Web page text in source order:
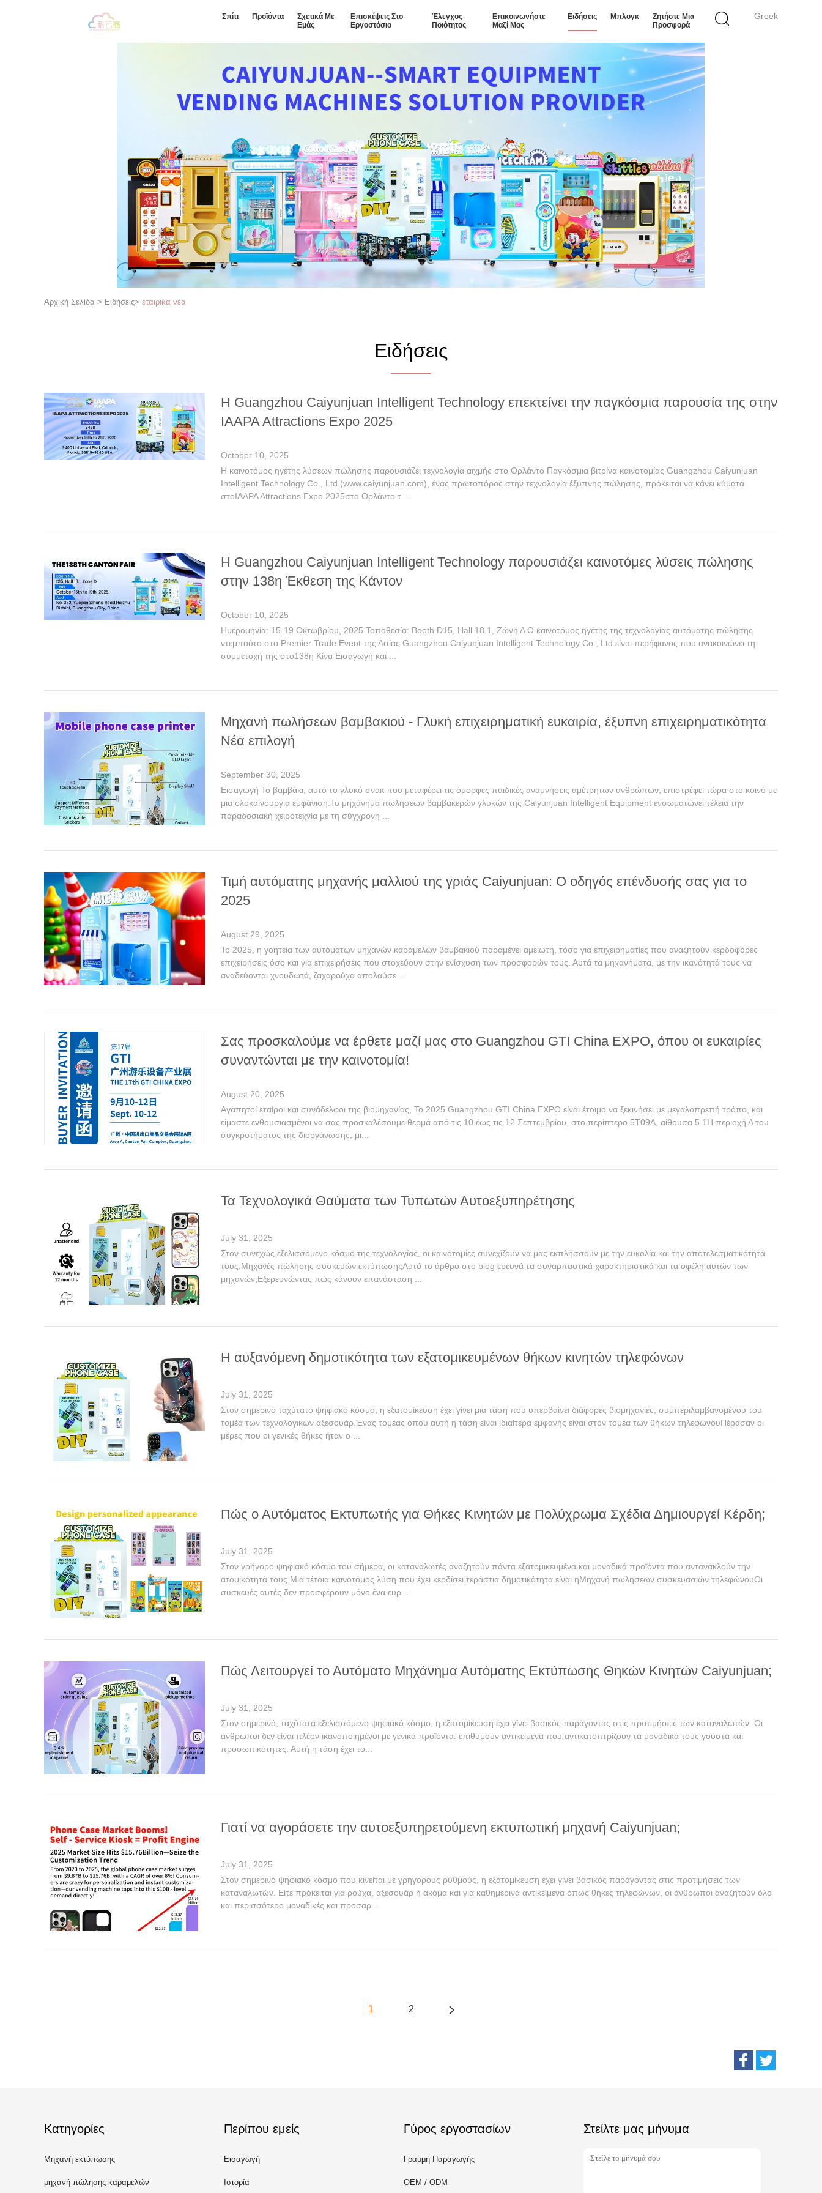
Greek
Σπίτι Προϊόντα
Σχετικά Με
Εμάς
Επισκέψεις Στο
Εργοστάσιο
Έλεγχος
Ποιότητας
Επικοινωνήστε
Μαζί Μας
Ειδήσεις Μπλογκ
Ζητήστε Μια
Προσφορά
Αρχική Σελίδα > Ειδήσεις> εταιρικά νέα
Ειδήσεις
Η Guangzhou Caiyunjuan Intelligent Technology επεκτείνει την παγκόσμια παρουσία της στην
IAAPA Attractions Expo 2025
October 10, 2025
Η καινοτόμος ηγέτης λύσεων πώλησης παρουσιάζει τεχνολογία αιχμής στο Ορλάντο Παγκόσμια βιτρίνα καινοτομίας Guangzhou Caiyunjuan
Intelligent Technology Co., Ltd.(www.caiyunjuan.com), ένας πρωτοπόρος στην τεχνολογία έξυπνης πώλησης, πρόκειται να κάνει κύματα
στοIAAPA Attractions Expo 2025στο Ορλάντο τ...
Η Guangzhou Caiyunjuan Intelligent Technology παρουσιάζει καινοτόμες λύσεις πώλησης
στην 138η Έκθεση της Κάντον
October 10, 2025
Ημερομηνία: 15-19 Οκτωβρίου, 2025 Τοποθεσία: Booth D15, Hall 18.1, Ζώνη Δ Ο καινοτόμος ηγέτης της τεχνολογίας αυτόματης πώλησης
ντεμπούτο στο Premier Trade Event της Ασίας Guangzhou Caiyunjuan Intelligent Technology Co., Ltd.είναι περήφανος που ανακοινώνει τη
συμμετοχή της στο138η Κίνα Εισαγωγή και ...
Μηχανή πωλήσεων βαμβακιού - Γλυκή επιχειρηματική ευκαιρία, έξυπνη επιχειρηματικότητα
Νέα επιλογή
September 30, 2025
Εισαγωγή Το βαμβάκι, αυτό το γλυκό σνακ που μεταφέρει τις όμορφες παιδικές αναμνήσεις αμέτρητων ανθρώπων, επιστρέφει τώρα στο κοινό με
μια ολοκαίνουργια εμφάνιση.Το μηχάνημα πωλήσεων βαμβακερών γλυκών της Caiyunjuan Intelligent Equipment ενσωματώνει τέλεια την
παραδοσιακή χειροτεχνία με τη σύγχρονη ...
Τιμή αυτόματης μηχανής μαλλιού της γριάς Caiyunjuan: Ο οδηγός επένδυσής σας για το
2025
August 29, 2025
Το 2025, η γοητεία των αυτόματων μηχανών καραμελών βαμβακιού παραμένει αμείωτη, τόσο για επιχειρηματίες που αναζητούν κερδοφόρες
επιχειρήσεις όσο και για επιχειρήσεις που στοχεύουν στην ενίσχυση των προσφορών τους. Αυτά τα μηχανήματα, με την ικανότητά τους να
αναδεύονται χνουδωτά, ζαχαρούχα απολαύσε...
Σας προσκαλούμε να έρθετε μαζί μας στο Guangzhou GTI China EXPO, όπου οι ευκαιρίες
συναντώνται με την καινοτομία!
August 20, 2025
Αγαπητοί εταίροι και συνάδελφοι της βιομηχανίας, Το 2025 Guangzhou GTI China EXPO είναι έτοιμο να ξεκινήσει με μεγαλοπρεπή τρόπο, και
είμαστε ενθουσιασμένοι να σας προσκαλέσουμε θερμά από τις 10 έως τις 12 Σεπτεμβρίου, στο περίπτερο 5T09A, αίθουσα 5.1Η περιοχή Α του
συγκροτήματος της διοργάνωσης, μι...
Τα Τεχνολογικά Θαύματα των Τυπωτών Αυτοεξυπηρέτησης
July 31, 2025
Στον συνεχώς εξελισσόμενο κόσμο της τεχνολογίας, οι καινοτομίες συνεχίζουν να μας εκπλήσσουν με την ευκολία και την αποτελεσματικότητά
τους.Μηχανές πώλησης συσκευών εκτύπωσηςΑυτό το άρθρο στο blog ερευνά τα συναρπαστικά χαρακτηριστικά και τα οφέλη αυτών των
μηχανών,Εξερευνώντας πώς κάνουν επανάσταση ...
Η αυξανόμενη δημοτικότητα των εξατομικευμένων θήκων κινητών τηλεφώνων
July 31, 2025
Στον σημερινό ταχύτατο ψηφιακό κόσμο, η εξατομίκευση έχει γίνει μια τάση που υπερβαίνει διάφορες βιομηχανίες, συμπεριλαμβανομένου του
τομέα των τεχνολογικών αξεσουάρ.Ένας τομέας όπου αυτή η τάση είναι ιδιαίτερα εμφανής είναι στον τομέα των θήκων τηλεφώνουΠέρασαν οι
μέρες που οι γενικές θήκες ήταν ο ...
Πώς ο Αυτόματος Εκτυπωτής για Θήκες Κινητών με Πολύχρωμα Σχέδια Δημιουργεί Κέρδη;
July 31, 2025
Στον γρήγορο ψηφιακό κόσμο του σήμερα, οι καταναλωτές αναζητούν πάντα εξατομικευμένα και μοναδικά προϊόντα που αντανακλούν την
ατομικότητά τους.Μια τέτοια καινοτόμος λύση που έχει κερδίσει τεράστια δημοτικότητα είναι ηΜηχανή πωλήσεων συσκευασιών τηλεφώνουΟι
συσκευές αυτές δεν προσφέρουν μόνο ένα ευρ...
Πώς Λειτουργεί το Αυτόματο Μηχάνημα Αυτόματης Εκτύπωσης Θηκών Κινητών Caiyunjuan;
July 31, 2025
Στον σημερινό, ταχύτατα εξελισσόμενο ψηφιακό κόσμο, η εξατομίκευση έχει γίνει βασικός παράγοντας στις προτιμήσεις των καταναλωτών. Οι
άνθρωποι δεν είναι πλέον ικανοποιημένοι με γενικά προϊόντα. επιθυμούν αντικείμενα που αντικατοπτρίζουν τα μοναδικά τους γούστα και
προσωπικότητες. Αυτή η τάση έχει το...
Γιατί να αγοράσετε την αυτοεξυπηρετούμενη εκτυπωτική μηχανή Caiyunjuan;
July 31, 2025
Στον σημερινό ψηφιακό κόσμο που κινείται με γρήγορους ρυθμούς, η εξατομίκευση έχει γίνει βασικός παράγοντας στις προτιμήσεις των
καταναλωτών. Είτε πρόκειται για ρούχα, αξεσουάρ ή ακόμα και για καθημερινά αντικείμενα όπως θήκες τηλεφώνων, οι άνθρωποι αναζητούν όλο
και περισσότερο μοναδικές και προσαρ...
1 2
Κατηγορίες
Μηχανή εκτύπωσης
συσκευασίας τηλεφώνου
μηχανή πώλησης καραμελών
Περίπου εμείς
Εισαγωγή
Ιστορία
Γύρος εργοστασίων
Γραμμή Παραγωγής
OEM / ODM
Στείλτε μας μήνυμα